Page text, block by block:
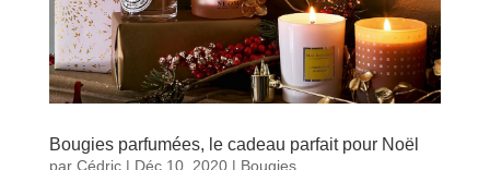
Bougies parfumées, le cadeau parfait pour Noël
par Cédric| Déc 10, 2020| Bougies